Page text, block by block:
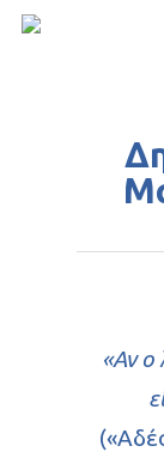
«Αν ο